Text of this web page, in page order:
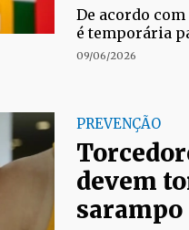
De acordo
é temporária
09/06/2026
PREVENÇÃO
devem
sarampo